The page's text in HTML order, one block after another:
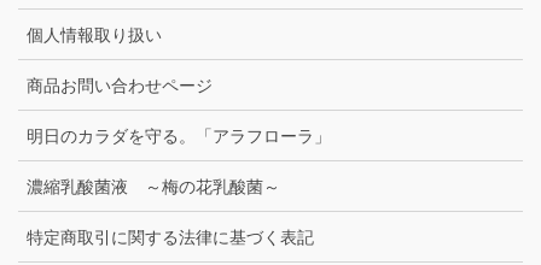
個人情報取り扱い
商品お問い合わせページ
明日のカラダを守る。「アラフローラ」
濃縮乳酸菌液 ～梅の花乳酸菌～
特定商取引に関する法律に基づく表記